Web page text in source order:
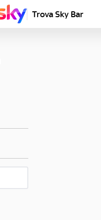
Trova Sky Bar